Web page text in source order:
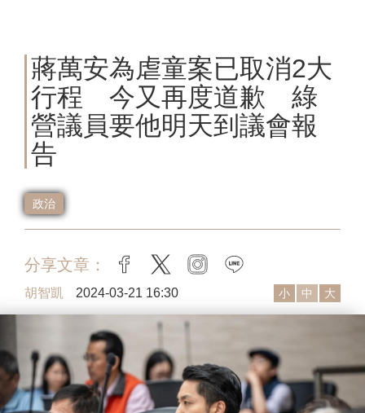
蔣萬安為虐童案已取消2大
行程 今又再度道歉 綠
營議員要他明天到議會報
告
政治
分享文章： facebook
twitter instagram
胡智凱 2024-03-21 16:30 小 中 大